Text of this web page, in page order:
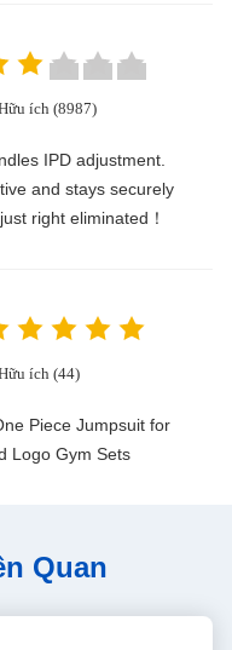
ích (8987)
IPD adjustment.
and stays securely
right eliminated！
ích (44)
Piece Jumpsuit for
Logo Gym Sets
Quan